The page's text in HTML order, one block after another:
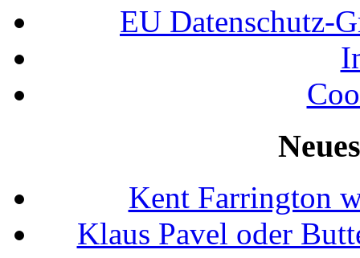
EU Datenschutz-
Kent Farrington
Klaus Pavel oder